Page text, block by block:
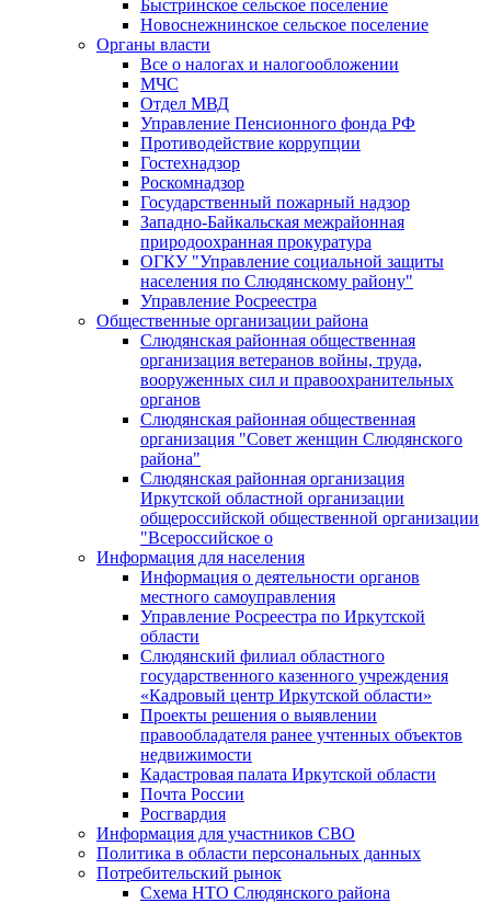
Быстринское сельское поселение
Новоснежнинское сельское поселение
Органы власти
Все о налогах и налогообложении
МЧС
Отдел МВД
Управление Пенсионного фонда РФ
Противодействие коррупции
Гостехнадзор
Роскомнадзор
Государственный пожарный надзор
Западно-Байкальская межрайонная
природоохранная прокуратура
ОГКУ "Управление социальной защиты
населения по Слюдянскому району"
Управление Росреестра
Общественные организации района
Слюдянская районная общественная
организация ветеранов войны, труда,
вооруженных сил и правоохранительных
органов
Слюдянская районная общественная
организация "Совет женщин Слюдянского
района"
Слюдянская районная организация
Иркутской областной организации
общероссийской общественной организации
"Всероссийское о
Информация для населения
Информация о деятельности органов
местного самоуправления
Управление Росреестра по Иркутской
области
Слюдянский филиал областного
государственного казенного учреждения
«Кадровый центр Иркутской области»
Проекты решения о выявлении
правообладателя ранее учтенных объектов
недвижимости
Кадастровая палата Иркутской области
Почта России
Росгвардия
Информация для участников СВО
Политика в области персональных данных
Потребительский рынок
Схема НТО Слюдянского района